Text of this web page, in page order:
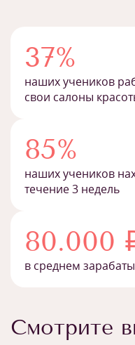
37%
наших учеников
свои салоны
85%
наших учеников
течение 3 недель
80.000
в среднем
Смотрите